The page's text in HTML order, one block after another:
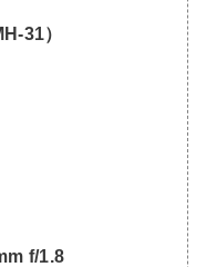
31）
f/1.8